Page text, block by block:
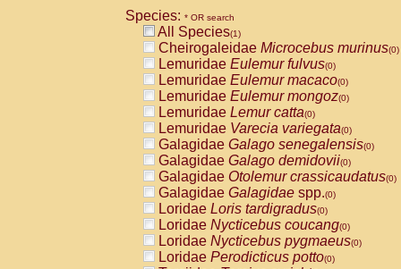
CebidaeCebus capucinus
CebidaeCebus nigrivittatus
CebidaeCebus spp.(0)
CebidaeSaimiri boliviensis(0)
CebidaeSaimiri sciureus(0)
AtelidaeAlouatta caraya(0)
AtelidaeAlouatta fusca(0)
AtelidaeAlouatta seniculus(0)
AtelidaeAlouattaspp.(0)
AtelidaeAteles belzebuth(0)
AtelidaeAteles geoffroyi(0)
AtelidaeAteles paniscus(0)
AtelidaeAtelesspp.(0)
AtelidaeLagothrix lagothricha(0)
AtelidaeLagothrix lagothricha cana
PitheciidaeCacajao calvus
Species: * OR search
All Species(1)
Cheirogaleidae Microcebus murinus(0)
Lemuridae Eulemur fulvus(0)
Lemuridae Eulemur macaco(0)
Lemuridae Eulemur mongoz(0)
Lemuridae Lemur catta(0)
Lemuridae Varecia variegata(0)
Galagidae Galago senegalensis(0)
Galagidae Galago demidovii(0)
Galagidae Otolemur crassicaudatus(0)
Galagidae Galagidae spp.(0)
Loridae Loris tardigradus(0)
Loridae Nycticebus coucang(0)
Loridae Nycticebus pygmaeus(0)
Loridae Perodicticus potto(0)